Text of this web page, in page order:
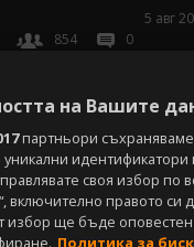
854 0
5 авг
на Вашите
партньори
уникални
своя избор по
включително правото си
избор ще бъде
Политика за